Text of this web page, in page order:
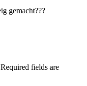
gemacht???
Required fields are